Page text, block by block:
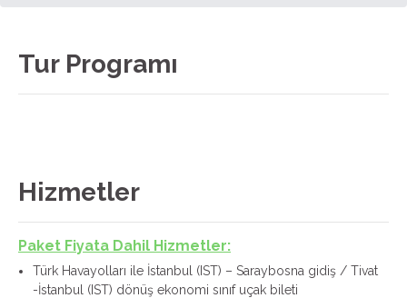
Tur Programı
Hizmetler
Paket Fiyata Dahil Hizmetler:
Türk Havayolları ile İstanbul (IST) – Saraybosna gidiş / Tivat
-İstanbul (IST) dönüş ekonomi sınıf uçak bileti